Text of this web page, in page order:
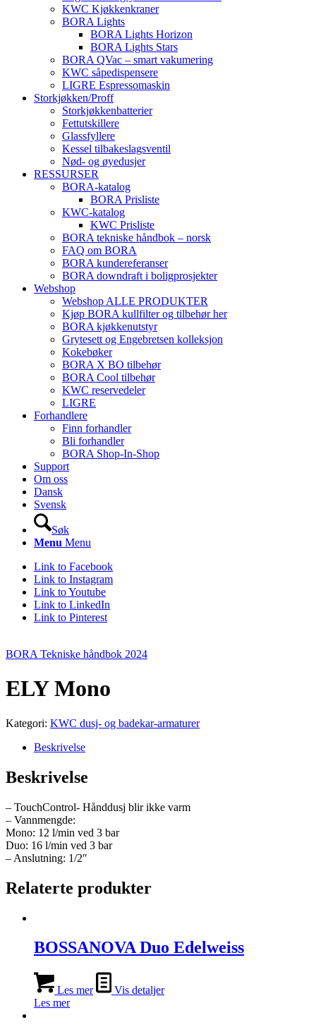
KWC Kjøkkenkraner
BORA Lights
BORA Lights Horizon
BORA Lights Stars
BORA QVac – smart vakumering
KWC såpedispensere
LIGRE Espressomaskin
Storkjøkken/Proff
Storkjøkkenbatterier
Fettutskillere
Glassfyllere
Kessel tilbakeslagsventil
Nød- og øyedusjer
RESSURSER
BORA-katalog
BORA Prisliste
KWC-katalog
KWC Prisliste
BORA tekniske håndbok – norsk
FAQ om BORA
BORA kundereferanser
BORA downdraft i boligprosjekter
Webshop
Webshop ALLE PRODUKTER
Kjøp BORA kullfilter og tilbehør her
BORA kjøkkenutstyr
Grytesett og Engebretsen kolleksjon
Kokebøker
BORA X BO tilbehør
BORA Cool tilbehør
KWC reservedeler
LIGRE
Forhandlere
Finn forhandler
Bli forhandler
BORA Shop-In-Shop
Support
Om oss
Dansk
Svensk
Søk
Menu Menu
Link to Facebook
Link to Instagram
Link to Youtube
Link to LinkedIn
Link to Pinterest
BORA Tekniske håndbok 2024
ELY Mono
Kategori: KWC dusj- og badekar-armaturer
Beskrivelse
Beskrivelse
– TouchControl- Hånddusj blir ikke varm
– Vannmengde:
Mono: 12 l/min ved 3 bar
Duo: 16 l/min ved 3 bar
– Anslutning: 1/2″
Relaterte produkter
BOSSANOVA Duo Edelweiss
Les mer
Vis detaljer
Les mer